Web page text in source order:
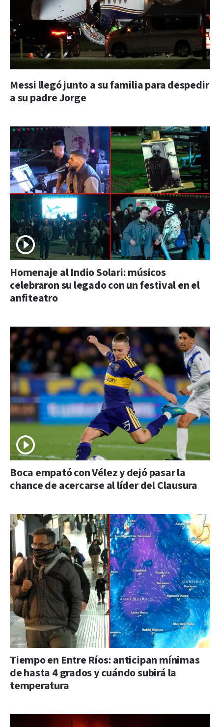
Messi llegó junto a su familia para despedir
a su padre Jorge
Homenaje al Indio Solari: músicos
celebraron su legado con un festival en el
anfiteatro
Boca empató con Vélez y dejó pasar la
chance de acercarse al líder del Clausura
Tiempo en Entre Ríos: anticipan mínimas
de hasta 4 grados y cuándo subirá la
temperatura